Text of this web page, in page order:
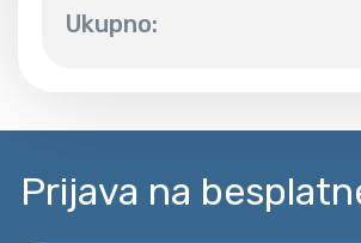
Ukupno:
Prijava na